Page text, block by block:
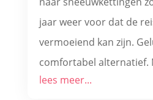
jaar weer voor dat de
vermoeiend kan zijn.
comfortabel alternatief.
lees meer...